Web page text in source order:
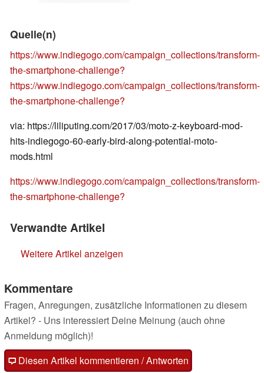
Quelle(n)
https://www.indiegogo.com/campaign_collections/transform-
the-smartphone-challenge?
https://www.indiegogo.com/campaign_collections/transform-
the-smartphone-challenge?
via: https://liliputing.com/2017/03/moto-z-keyboard-mod-
hits-indiegogo-60-early-bird-along-potential-moto-
mods.html
https://www.indiegogo.com/campaign_collections/transform-
the-smartphone-challenge?
Verwandte Artikel
Weitere Artikel anzeigen
Kommentare
Fragen, Anregungen, zusätzliche Informationen zu diesem
Artikel? - Uns interessiert Deine Meinung (auch ohne
Anmeldung möglich)!
Diesen Artikel kommentieren / Antworten